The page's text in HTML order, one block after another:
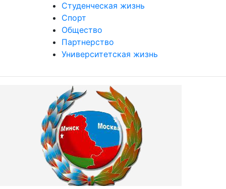
Студенческая жизнь
Спорт
Общество
Партнерство
Университетская жизнь